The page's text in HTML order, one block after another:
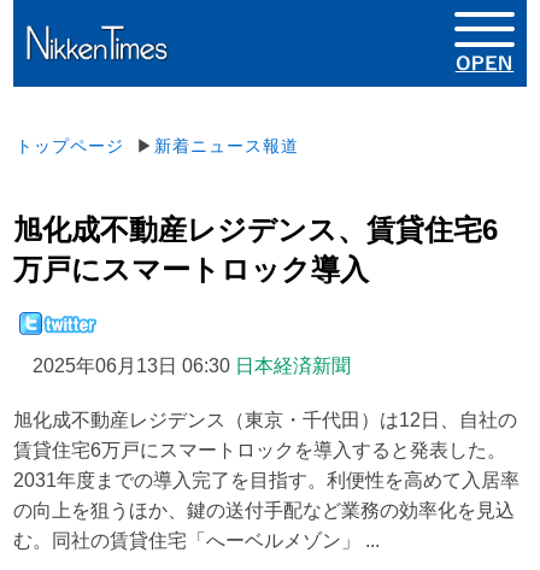
トップページ ▶ 新着ニュース報道
旭化成不動産レジデンス、賃貸住宅6
万戸にスマートロック導入
2025年06月13日 06:30 日本経済新聞
旭化成不動産レジデンス（東京・千代田）は12日、自社の
賃貸住宅6万戸にスマートロックを導入すると発表した。
2031年度までの導入完了を目指す。利便性を高めて入居率
の向上を狙うほか、鍵の送付手配など業務の効率化を見込
む。同社の賃貸住宅「へーベルメゾン」 ...